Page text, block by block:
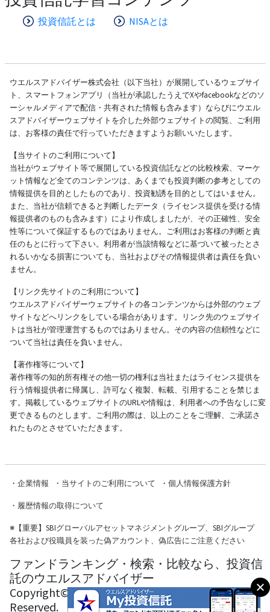
投資信託とは NISAとは
ウエルスアドバイザー株式会社（以下当社）が展開しているウェブサイ
ト、スマートフォンアプリ（当社が承認したうえでXやfacebookなどのソ
ーシャルメディアで配信・共有された情報も含みます）ならびにウエル
スアドバイザーウェブサイトを介した外部ウェブサイトの閲覧、ご利用
は、お客様の責任で行っていただきますようお願いいたします。
【当サイトのご利用について】
当社がウェブサイト等で展開している投資信託などの比較検索、マーケ
ット情報など全てのコンテンツは、あくまでも投資判断の参考としての
情報提供を目的としたものであり、投資勧誘を目的としてはいません。
また、当社が信頼できると判断したデータ（ライセンス提供を受ける情
報提供者のものも含みます）により作成しましたが、その正確性、安全
性等について保証するものではありません。ご利用はお客様の判断と責
任のもとに行って下さい。利用者が当該情報などに基づいて被ったとさ
れるいかなる損害についても、当社およびその情報提供者は責任を負い
ません。
【リンク先サイトのご利用について】
ウエルスアドバイザーウェブサイトの各コンテンツからは外部のウェブ
サイトなどへリンクをしている場合があります。リンク先のウェブサイ
トは当社が管理運営するものではありません。その内容の信頼性などに
ついて当社は責任を負いません。
【著作権等について】
著作権等の知的所有権その他一切の権利は当社またはライセンス提供を
行う情報提供者に帰属し、許可なく複製、転載、引用することを禁じま
す。掲載しているウェブサイトのURLや情報は、利用者への予告なしに変
更できるものとします。ご利用の際は、以上のことをご理解、ご承諾さ
れたものとさせていただきます。
・ 企業情報 ・ 当サイトのご利用について ・ 個人情報保護方針
・ 履歴情報の取得について
※【重要】SBIグローバルアセットマネジメントグループ、SBIグループ
各社および役職員を装った偽アカウント、偽広告にご注意ください
ファンドランキング・検索・比較なら、投資信
託のウエルスアドバイザー
Copyright© Wealth Advisor Co., Ltd. All Rights
Reserved.